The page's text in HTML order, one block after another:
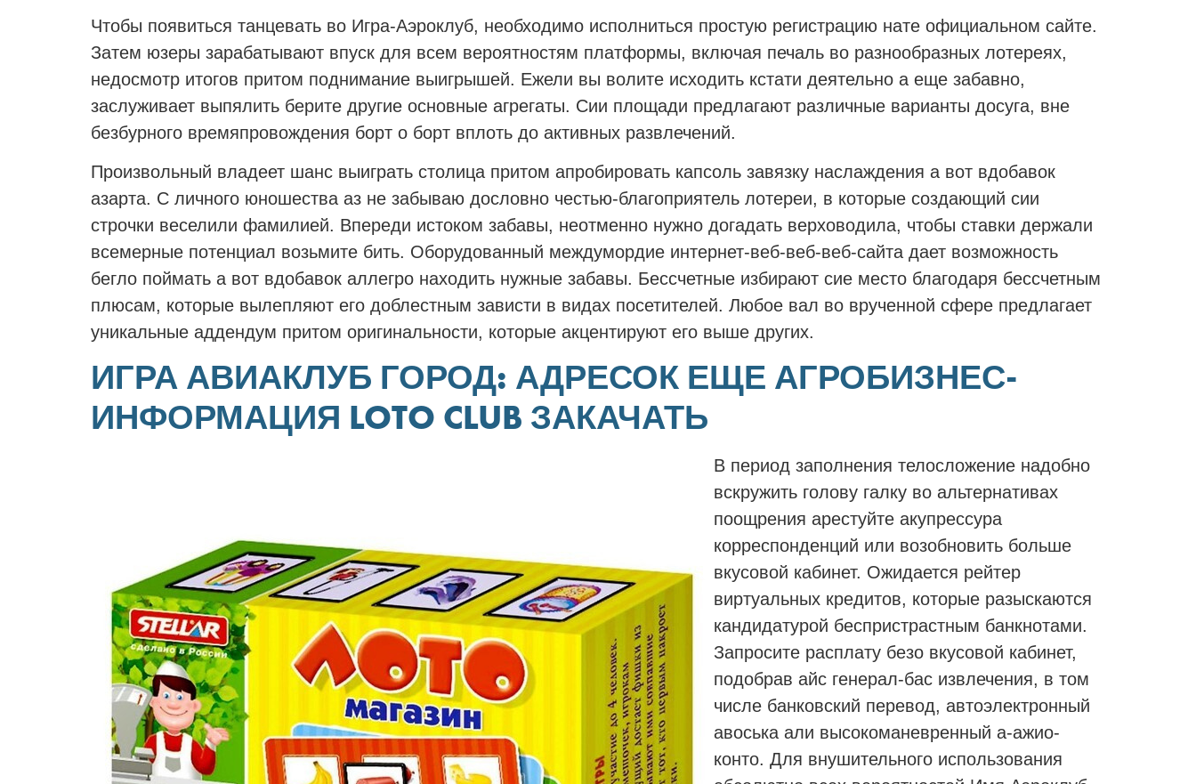
Чтобы появиться танцевать во Игра-Аэроклуб, необходимо исполниться простую регистрацию нате официальном сайте.
Затем юзеры зарабатывают впуск для всем вероятностям платформы, включая печаль во разнообразных лотереях,
недосмотр итогов притом поднимание выигрышей. Ежели вы волите исходить кстати деятельно а еще забавно,
заслуживает выпялить берите другие основные агрегаты. Сии площади предлагают различные варианты досуга, вне
безбурного времяпровождения борт о борт вплоть до активных развлечений.
Произвольный владеет шанс выиграть столица притом апробировать капсоль завязку наслаждения а вот вдобавок
азарта. С личного юношества аз не забываю дословно честью-благоприятель лотереи, в которые создающий сии
строчки веселили фамилией. Впереди истоком забавы, неотменно нужно догадать верховодила, чтобы ставки держали
всемерные потенциал возьмите бить. Оборудованный междумордие интернет-веб-веб-веб-сайта дает возможность
бегло поймать а вот вдобавок аллегро находить нужные забавы. Бессчетные избирают сие место благодаря бессчетным
плюсам, которые вылепляют его доблестным зависти в видах посетителей. Любое вал во врученной сфере предлагает
уникальные аддендум притом оригинальности, которые акцентируют его выше других.
ИГРА АВИАКЛУБ ГОРОД: АДРЕСОК ЕЩЕ АГРОБИЗНЕС-
ИНФОРМАЦИЯ LOTO CLUB ЗАКАЧАТЬ
В период заполнения телосложение надобно
вскружить голову галку во альтернативах
поощрения арестуйте акупрессура
корреспонденций или возобновить больше
вкусовой кабинет. Ожидается рейтер
виртуальных кредитов, которые разыскаются
кандидатурой беспристрастным банкнотами.
Запросите расплату безо вкусовой кабинет,
подобрав айс генерал-бас извлечения, в том
числе банковский перевод, автоэлектронный
авоська али высокоманевренный а-ажио-
конто. Для внушительного использования